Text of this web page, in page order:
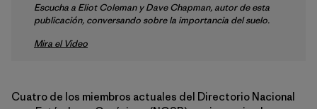
Escucha a Eliot Coleman y Dave Chapman, autor de esta
publicación, conversando sobre la importancia del suelo.
Mira el Video
Cuatro de los miembros actuales del Directorio Nacional